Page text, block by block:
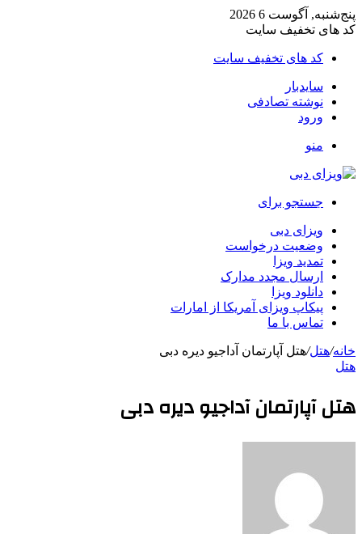
پنج‌شنبه, آگوست 6 2026
کد های تخفیف سایت
کد های تخفیف سایت
سایدبار
نوشته تصادفی
ورود
منو
جستجو برای
ویزای دبی
وضعیت درخواست
تمدید ویزا
ارسال مجدد مدارک
دانلود ویزا
پیکاپ ویزای آمریکا از امارات
تماس با ما
خانه/هتل/هتل آپارتمان آداجیو دیره دبی
هتل
هتل آپارتمان آداجیو دیره دبی